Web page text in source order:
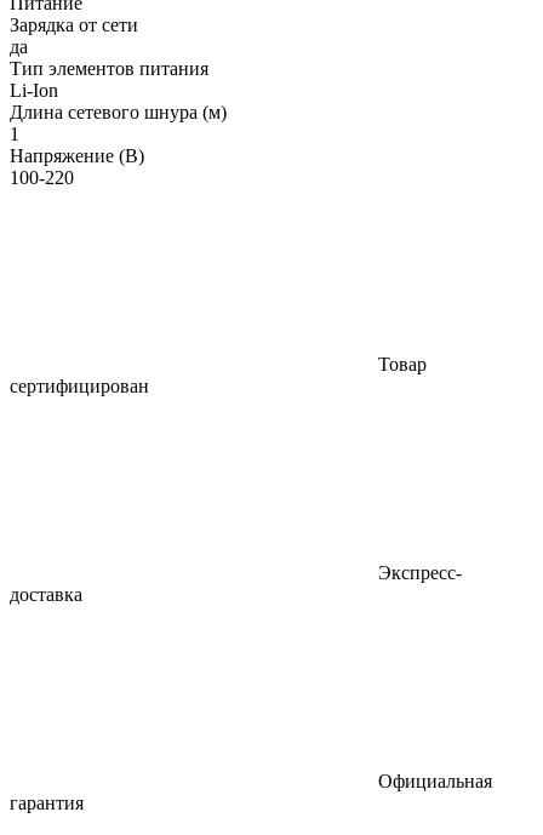
Зарядка от сети
да
Тип элементов питания
Li-Ion
Длина сетевого шнура (м)
1
Напряжение (В)
100-220
Товар
сертифицирован
Экспресс-
доставка
Официальная
гарантия